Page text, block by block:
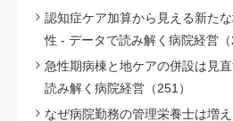
認知症ケア加算から見える新た
性 - データで読み解く病院経営（
急性期病棟と地ケアの併設は見
読み解く病院経営（251）
なぜ病院勤務の管理栄養士は増